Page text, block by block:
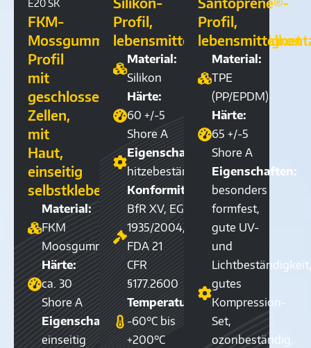
E20 SK
FKM-
Mossgummi-
Profil
mit
geschlossenen
Zellen,
mit
Haut,
einseitig
selbstklebend
Material:
FKM
Moosgummi
Härte:
ca. 30
Shore A
Eigenschaften:
einseitig
Profil,
lebensmittelkontaktgeeignet
Material:
Silikon
Härte:
60 +/-5
Shore A
Eigenschaften:
hitzebeständig
Konformität:
BfR XV, EG
1935/2004,
FDA 21
CFR
§177.2600
Temperaturbereich:
-60°C bis
+200°C
Profil,
Material:
TPE
(PP/EPDM)
Härte:
65 +/-5
Shore A
Eigenschaften:
besonders
formfest,
gute UV-
und
gutes
Kompression-
Set,
ozonbeständig,